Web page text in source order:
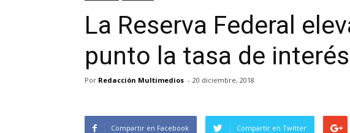
La Reserva Federal
punto la tasa de interés
Por Redacción Multimedios - 20 diciembre, 2018
Compartir en Facebook Compartir en Twitter